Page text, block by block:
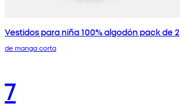
Vestidos para niña 100% algodón pack de 2
de manga corta
7